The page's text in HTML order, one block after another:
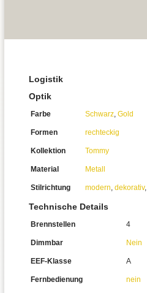
Logistik
Optik
Farbe Schwarz, Gold
Formen rechteckig
Kollektion Tommy
Material Metall
Stilrichtung modern, dekorativ,
Technische Details
Brennstellen 4
Dimmbar Nein
EEF-Klasse A
Fernbedienung nein